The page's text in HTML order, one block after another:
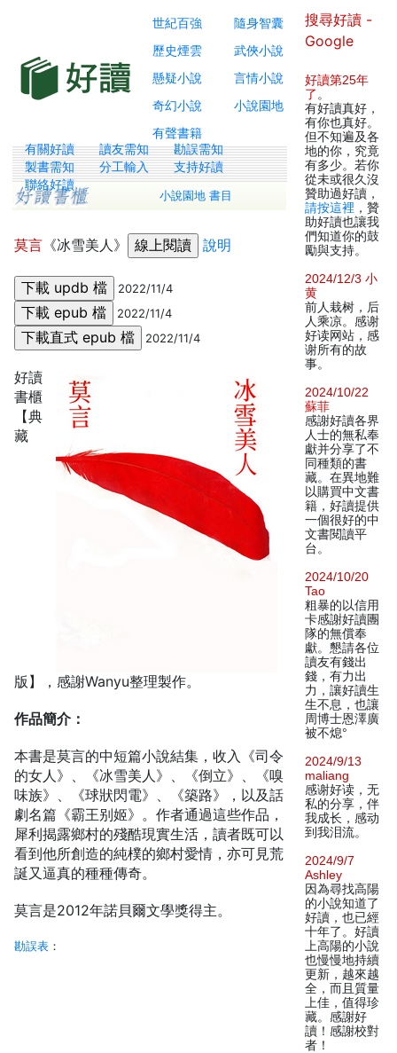
世紀百強
隨身智囊
歷史煙雲
武俠小說
懸疑小說
言情小說
奇幻小說
小說園地
有聲書籍
有關好讀 讀友需知
勘誤需知
製書需知
分工輸入
支持好讀
聯絡好讀
小說園地 書目
莫言 《冰雪美人》 說明
2022/11/4
2022/11/4
2022/11/4
好讀
書櫃
【典
藏
版】，感謝Wanyu整理製作。
作品簡介：
本書是莫言的中短篇小說結集，收入《司令
的女人》、《冰雪美人》、《倒立》、《嗅
味族》、《球狀閃電》、《築路》，以及話
劇名篇《霸王别姬》。作者通過這些作品，
犀利揭露鄉村的殘酷現實生活，讀者既可以
看到他所創造的純樸的鄉村愛情，亦可見荒
誕又逼真的種種傳奇。
莫言是2012年諾貝爾文學獎得主。
勘誤表 ：
搜尋好讀 -
Google
好讀第25年
了 。
有好讀真好，
有你也真好。
但不知遍及各
地的你，究竟
有多少。若你
從未或很久沒
贊助過好讀，
請按這裡 ，贊
助好讀也讓我
們知道你的鼓
勵與支持。
2024/12/3 小
黄
前人栽树，后
人乘凉。感谢
好读网站，感
谢所有的故
事。
2024/10/22
蘇菲
感謝好讀各界
人士的無私奉
獻并分享了不
同種類的書
藏。在異地難
以購買中文書
籍，好讀提供
一個很好的中
文書閱讀平
台。
2024/10/20
Tao
粗暴的以信用
卡感謝好讀團
隊的無償奉
獻。懇請各位
讀友有錢出
錢，有力出
力，讓好讀生
生不息，也讓
周博士恩澤廣
被不熄°
2024/9/13
maliang
感谢好读，无
私的分享，伴
我成长，感动
到我泪流。
2024/9/7
Ashley
因為尋找高陽
的小說知道了
好讀，也已經
十年了。好讀
上高陽的小說
也慢慢地持續
更新，越來越
全，而且質量
上佳，值得珍
藏。感謝好
讀！感謝校對
者！